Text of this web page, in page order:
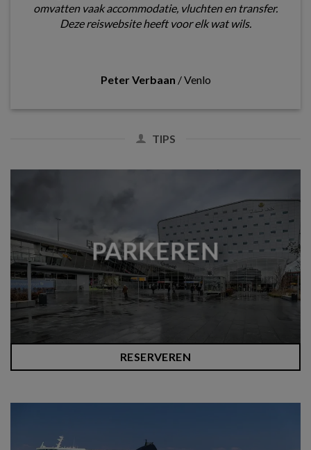
omvatten vaak accommodatie, vluchten en transfer.
Deze reiswebsite heeft voor elk wat wils.
Peter Verbaan /Venlo
TIPS
PARKEREN
RESERVEREN